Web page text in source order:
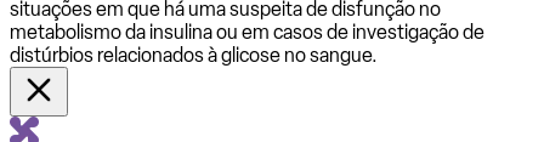
situações em que há uma suspeita de disfunção no
metabolismo da insulina ou em casos de investigação de
distúrbios relacionados à glicose no sangue.